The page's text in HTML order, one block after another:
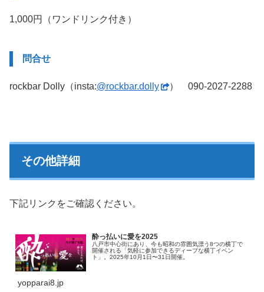
1,000円（ワンドリンク付き）
問合せ
rockbar Dolly（insta:@rockbar.dolly ） 090-2027-2288
その他詳細
下記リンクをご確認ください。
酔っ払いに愛を2025
八戸市中心街にあり、今も昭和の雰囲気漂う8つの横丁で
開催される「気軽に参加できるディープな横丁イベン
ト」。2025年10月1日〜31日開催。
yopparai8.jp